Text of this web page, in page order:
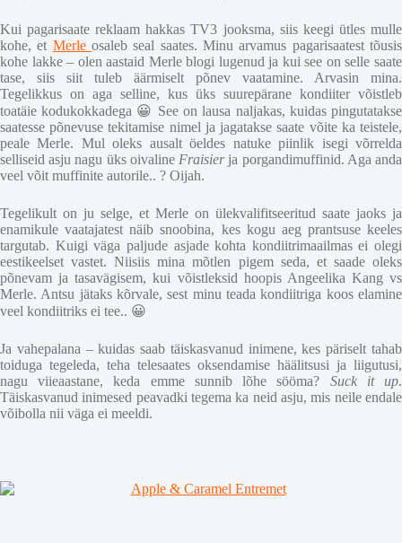
Kui pagarisaate reklaam hakkas TV3 jooksma, siis keegi ütles mulle
kohe, et Merleosaleb seal saates. Minu arvamus pagarisaatest tõusis
kohe lakke – olen aastaid Merle blogi lugenud ja kui see on selle saate
tase, siis siit tuleb äärmiselt põnev vaatamine. Arvasin mina.
Tegelikkus on aga selline, kus üks suurepärane kondiiter võistleb
toatäie kodukokkadega 😀 See on lausa naljakas, kuidas pingutatakse
saatesse põnevuse tekitamise nimel ja jagatakse saate võite ka teistele,
peale Merle. Mul oleks ausalt öeldes natuke piinlik isegi võrrelda
selliseid asju nagu üks oivaline Fraisierja porgandimuffinid. Aga anda
veel võit muffinite autorile.. ? Oijah.
Tegelikult on ju selge, et Merle on ülekvalifitseeritud saate jaoks ja
enamikule vaatajatest näib snoobina, kes kogu aeg prantsuse keeles
targutab. Kuigi väga paljude asjade kohta kondiitrimaailmas ei olegi
eestikeelset vastet. Niisiis mina mõtlen pigem seda, et saade oleks
põnevam ja tasavägisem, kui võistleksid hoopis Angeelika Kang vs
Merle. Antsu jätaks kõrvale, sest minu teada kondiitriga koos elamine
veel kondiitriks ei tee.. 😀
Ja vahepalana – kuidas saab täiskasvanud inimene, kes päriselt tahab
toiduga tegeleda, teha telesaates oksendamise häälitsusi ja liigutusi,
nagu viieaastane, keda emme sunnib lõhe sööma? Suck it up.
Täiskasvanud inimesed peavadki tegema ka neid asju, mis neile endale
võibolla nii väga ei meeldi.